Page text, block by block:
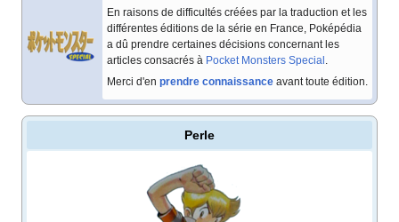
En raisons de difficultés créées par la traduction et les
différentes éditions de la série en France, Poképédia
a dû prendre certaines décisions concernant les
articles consacrés à Pocket Monsters Special.
Merci d'en prendre connaissance avant toute édition.
Perle